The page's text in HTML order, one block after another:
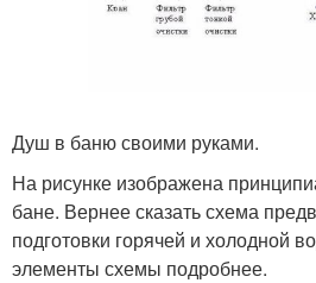
Душ в баню своими руками.
На рисунке изображена
бане. Вернее сказать схема
подготовки горячей и холодной
элементы схемы подробнее.